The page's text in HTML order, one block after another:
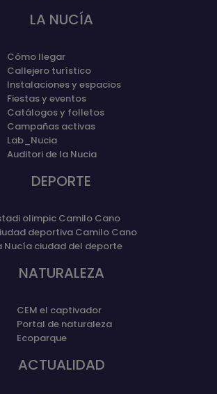
LA NUCÍA
Cómo llegar
Callejero turístico
Instalaciones y espacios
Fiestas y eventos
Catálogos y folletos
Campañas activas
Lab_Nucia
Auditori de la Nucia
DEPORTE
olimpic Camilo Cano
deportiva Camilo Cano
Nucía ciudad del deporte
NATURALEZA
CEM el captivador
Portal de naturaleza
Ecoparque
ACTUALIDAD